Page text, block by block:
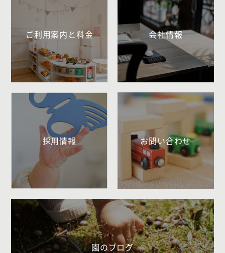
ご利用案内と料金 会社情報
採用情報 お問い合わせ
園のブログ